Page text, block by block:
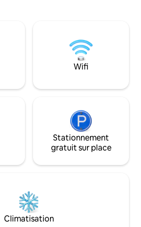
de Hwangto
l'armoise et la
été, jouer dans
repos sur
Hwayasan, faire un
en fer, Et
la pièce en loess,
en chêne,
Un refuge privé
véritable
à partir de
de 2 personnes (2
réservations
pour 2
février et pour 4
séjourner avec
linge de lit
marquer comme
supplémentaire. La literie est toujours
fraîche et lavée à la
préparons du
pur. Vous pouvez cuisiner dans le
Wifi
Stationnement
gratuit sur place
Climatisation